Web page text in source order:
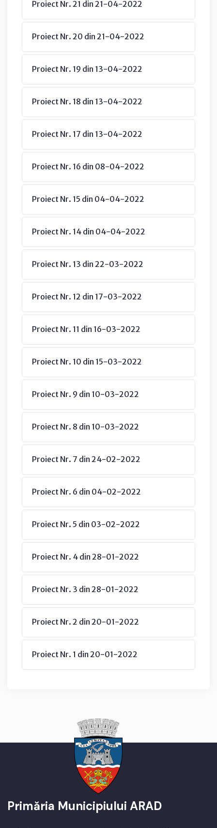
Proiect Nr. 21 din 21-04-2022
Proiect Nr. 20 din 21-04-2022
Proiect Nr. 19 din 13-04-2022
Proiect Nr. 18 din 13-04-2022
Proiect Nr. 17 din 13-04-2022
Proiect Nr. 16 din 08-04-2022
Proiect Nr. 15 din 04-04-2022
Proiect Nr. 14 din 04-04-2022
Proiect Nr. 13 din 22-03-2022
Proiect Nr. 12 din 17-03-2022
Proiect Nr. 11 din 16-03-2022
Proiect Nr. 10 din 15-03-2022
Proiect Nr. 9 din 10-03-2022
Proiect Nr. 8 din 10-03-2022
Proiect Nr. 7 din 24-02-2022
Proiect Nr. 6 din 04-02-2022
Proiect Nr. 5 din 03-02-2022
Proiect Nr. 4 din 28-01-2022
Proiect Nr. 3 din 28-01-2022
Proiect Nr. 2 din 20-01-2022
Proiect Nr. 1 din 20-01-2022
Primăria Municipiului ARAD